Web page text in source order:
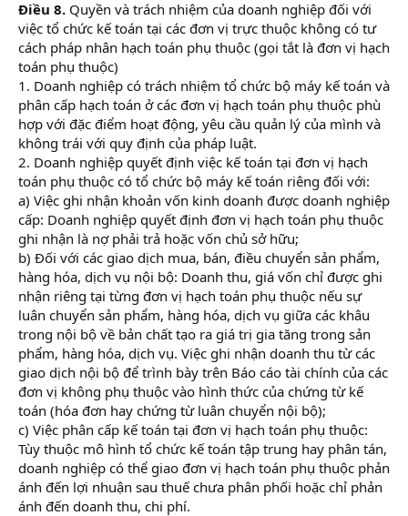
Điều 8. Quyền và trách nhiệm của doanh nghiệp đối với
việc tổ chức kế toán tại các đơn vị trực thuộc không có tư
cách pháp nhân hạch toán phụ thuộc (gọi tắt là đơn vị hạch
toán phụ thuộc)
1. Doanh nghiệp có trách nhiệm tổ chức bộ máy kế toán và
phân cấp hạch toán ở các đơn vị hạch toán phụ thuộc phù
hợp với đặc điểm hoạt động, yêu cầu quản lý của mình và
không trái với quy định của pháp luật.
2. Doanh nghiệp quyết định việc kế toán tại đơn vị hạch
toán phụ thuộc có tổ chức bộ máy kế toán riêng đối với:
a) Việc ghi nhận khoản vốn kinh doanh được doanh nghiệp
cấp: Doanh nghiệp quyết định đơn vị hạch toán phụ thuộc
ghi nhận là nợ phải trả hoặc vốn chủ sở hữu;
b) Đối với các giao dịch mua, bán, điều chuyển sản phẩm,
hàng hóa, dịch vụ nội bộ: Doanh thu, giá vốn chỉ được ghi
nhận riêng tại từng đơn vị hạch toán phụ thuộc nếu sự
luân chuyển sản phẩm, hàng hóa, dịch vụ giữa các khâu
trong nội bộ về bản chất tạo ra giá trị gia tăng trong sản
phẩm, hàng hóa, dịch vụ. Việc ghi nhận doanh thu từ các
giao dịch nội bộ để trình bày trên Báo cáo tài chính của các
đơn vị không phụ thuộc vào hình thức của chứng từ kế
toán (hóa đơn hay chứng từ luân chuyển nội bộ);
c) Việc phân cấp kế toán tại đơn vị hạch toán phụ thuộc:
Tùy thuộc mô hình tổ chức kế toán tập trung hay phân tán,
doanh nghiệp có thể giao đơn vị hạch toán phụ thuộc phản
ánh đến lợi nhuận sau thuế chưa phân phối hoặc chỉ phản
ánh đến doanh thu, chi phí.